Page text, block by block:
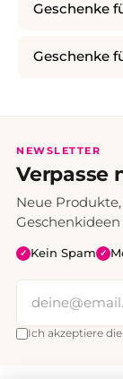
Geschenke
Geschenke
NEWSLETTER
Verpasse
Neue
✓ Kein Spam ✓
Ich akzeptiere die